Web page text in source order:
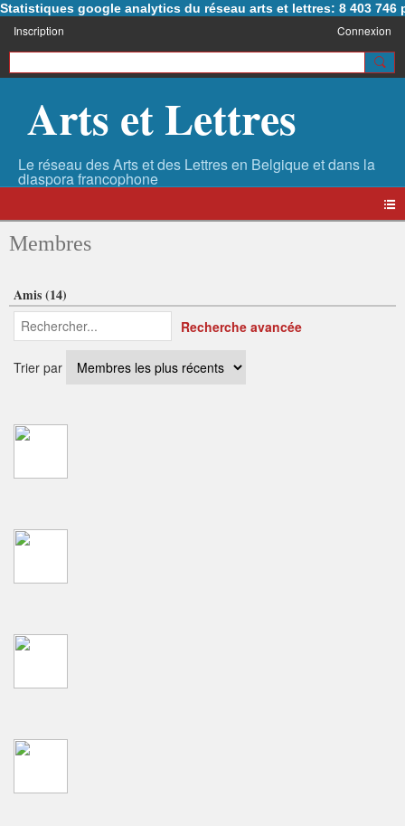
Statistiques google analytics du réseau arts et lettres: 8 403 746
Inscription Connexion
Arts et Lettres
Membres
Amis (14)
Trier par
Recherche avancée